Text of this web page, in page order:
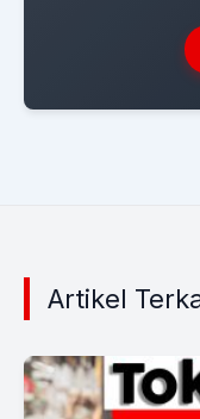
Artikel